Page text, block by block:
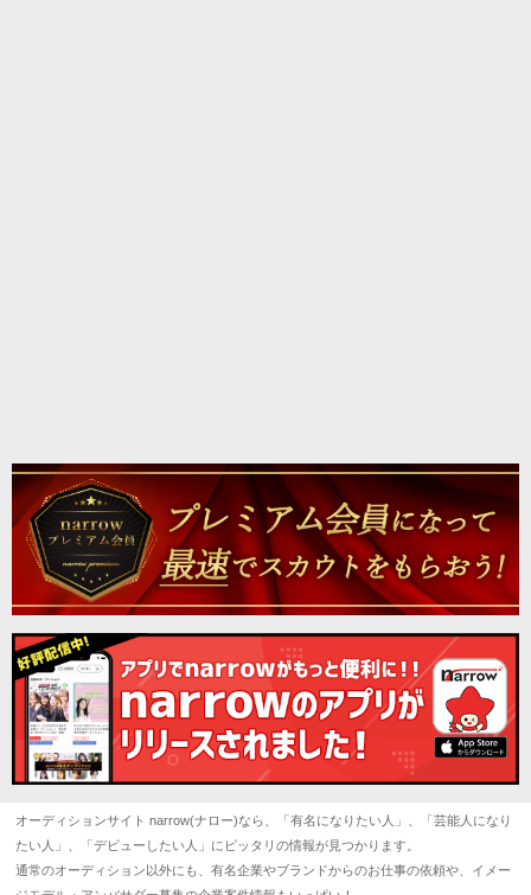
オーディションサイト narrow(ナロー)なら、「有名になりたい人」、「芸能人になり
たい人」、「デビューしたい人」にピッタリの情報が見つかります。
通常のオーディション以外にも、有名企業やブランドからのお仕事の依頼や、イメー